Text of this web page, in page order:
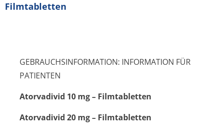
Filmtabletten
GEBRAUCHSINFORMATION: INFORMATION FÜR
PATIENTEN
Atorvadivid 10 mg – Filmtabletten
Atorvadivid 20 mg – Filmtabletten